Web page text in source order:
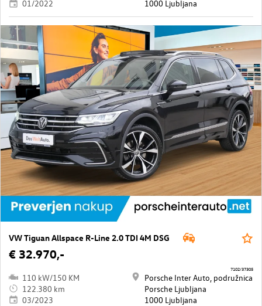
01/2022 1000 Ljubljana
VW Tiguan Allspace R-Line 2.0 TDI 4M DSG
€ 32.970,-
110 kW/150 KM
122.380 km
03/2023
Porsche Inter Auto, podružnica
Porsche Ljubljana
1000 Ljubljana
7102/37305